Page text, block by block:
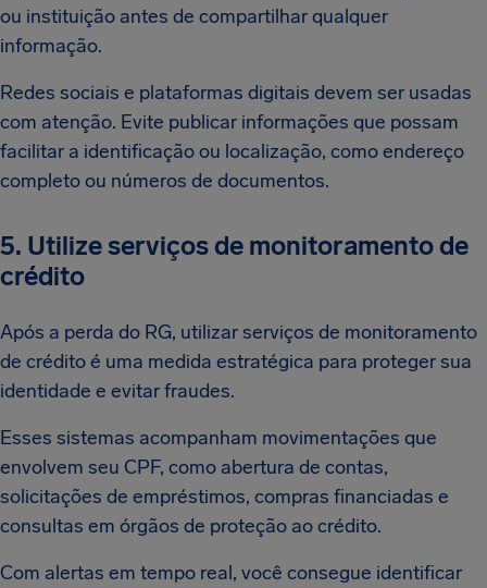
ou instituição antes de compartilhar qualquer
informação.
Redes sociais e plataformas digitais devem ser usadas
com atenção. Evite publicar informações que possam
facilitar a identificação ou localização, como endereço
completo ou números de documentos.
5. Utilize serviços de monitoramento de
crédito
Após a perda do RG, utilizar serviços de monitoramento
de crédito é uma medida estratégica para proteger sua
identidade e evitar fraudes.
Esses sistemas acompanham movimentações que
envolvem seu CPF, como abertura de contas,
solicitações de empréstimos, compras financiadas e
consultas em órgãos de proteção ao crédito.
Com alertas em tempo real, você consegue identificar